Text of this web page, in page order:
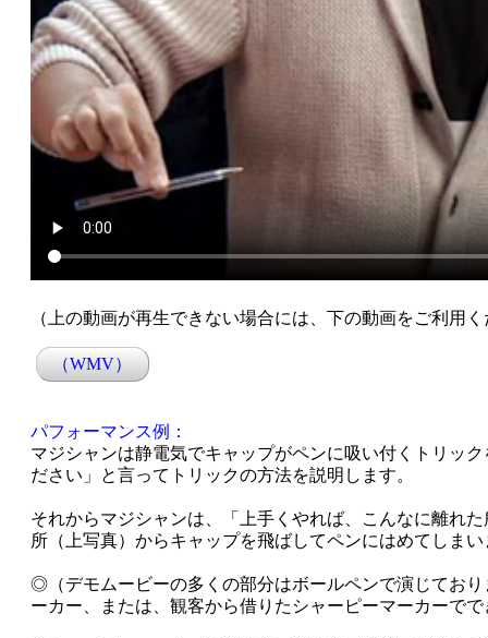
（上の動画が再生できない場合には、下の動画をご利用
（WMV）
パフォーマンス例：
マジシャンは静電気でキャップがペンに吸い付くトリッ
ださい」と言ってトリックの方法を説明します。
それからマジシャンは、「上手くやれば、こんなに離れ
所（上写真）からキャップを飛ばしてペンにはめてしまい
◎（デモムービーの多くの部分はボールペンで演じてお
ーカー、または、観客から借りたシャーピーマーカーで